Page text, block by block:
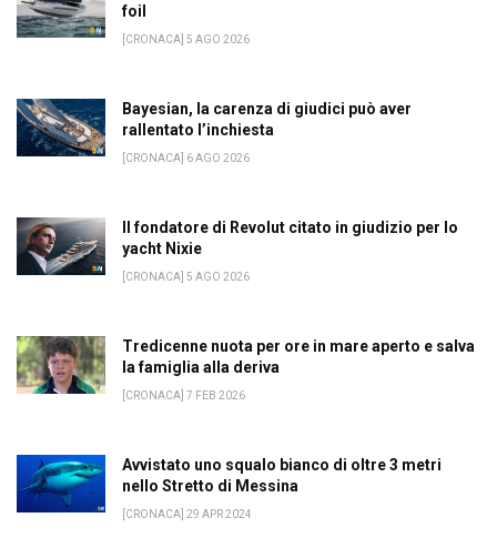
foil
[CRONACA] 5 AGO 2026
Bayesian, la carenza di giudici può aver
rallentato l’inchiesta
[CRONACA] 6 AGO 2026
Il fondatore di Revolut citato in giudizio per lo
yacht Nixie
[CRONACA] 5 AGO 2026
Tredicenne nuota per ore in mare aperto e salva
la famiglia alla deriva
[CRONACA] 7 FEB 2026
Avvistato uno squalo bianco di oltre 3 metri
nello Stretto di Messina
[CRONACA] 29 APR 2024